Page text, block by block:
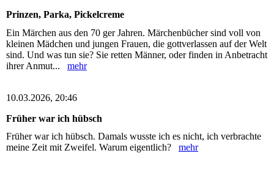
Prinzen, Parka, Pickelcreme
Ein Märchen aus den 70 ger Jahren. Märchenbücher sind voll von
kleinen Mädchen und jungen Frauen, die gottverlassen auf der Welt
sind. Und was tun sie? Sie retten Männer, oder finden in Anbetracht
ihrer Anmut... mehr
10.03.2026, 20:46
Früher war ich hübsch
Früher war ich hübsch. Damals wusste ich es nicht, ich verbrachte
meine Zeit mit Zweifel. Warum eigentlich? mehr